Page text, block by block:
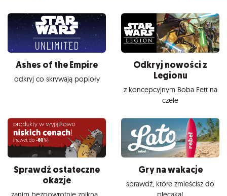
Ashes of the Empire
odkryj co skrywają popioły
Odkryj nowości z
Legionu
z koncepcyjnym Boba Fett na
czele
Sprawdź ostateczne
okazje
Gry na wakacje
sprawdź, które zmieścisz do